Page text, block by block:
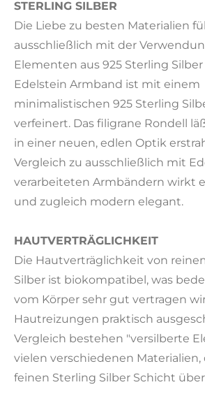
STERLING SILBER
Die Liebe zu besten Materialien
ausschließlich mit der
Elementen aus 925 Sterling Silber
Edelstein Armband ist mit einem
minimalistischen 925 Sterling
verfeinert. Das filigrane Rondell
in einer neuen, edlen Optik
Vergleich zu ausschließlich mit
verarbeiteten Armbändern wirkt
und zugleich modern elegant.
HAUTVERTRÄGLICHKEIT
Die Hautverträglichkeit von
Silber ist biokompatibel, was
vom Körper sehr gut vertragen
Hautreizungen praktisch
Vergleich bestehen "versilberte
vielen verschiedenen
feinen Sterling Silber Schicht